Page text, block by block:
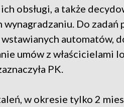
obsługi, a także
Do zadań
automatów,
umów z właścicielami
PK.
w okresie tylko 2